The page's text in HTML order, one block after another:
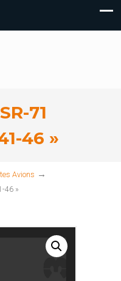
71
46 »
Avions →
46 »